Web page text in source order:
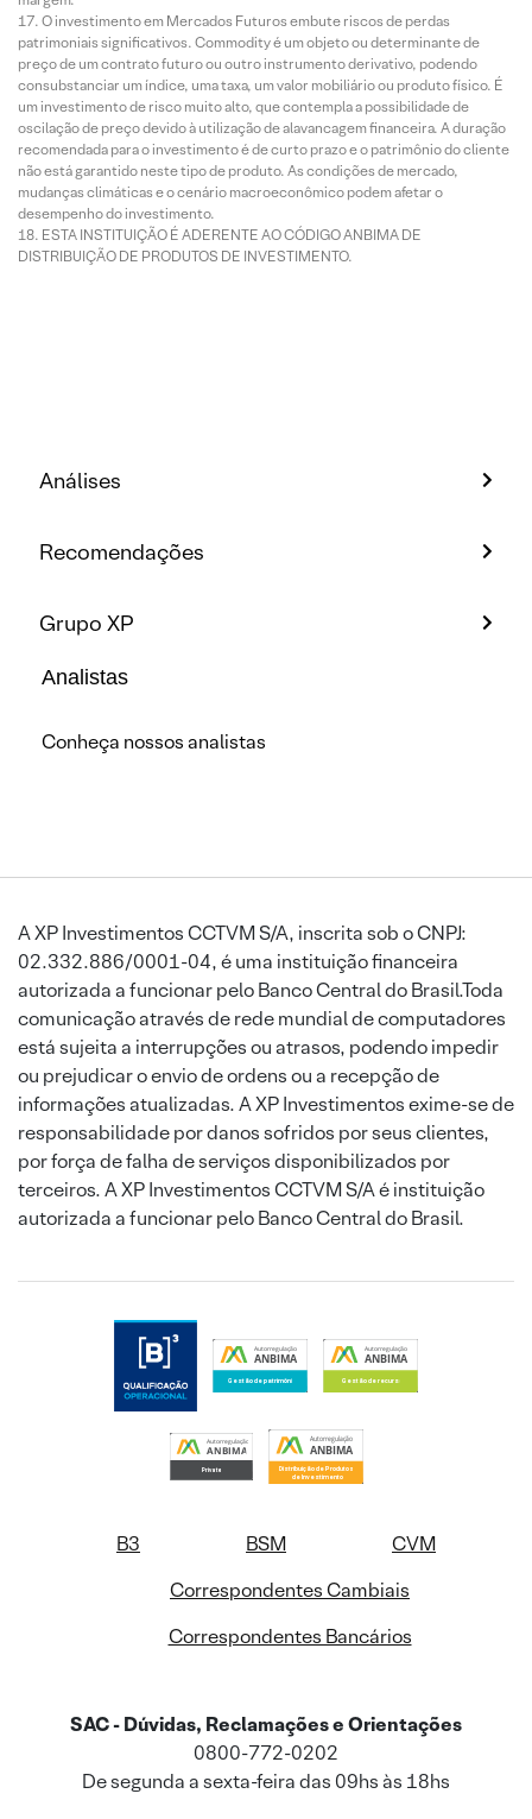
O investimento em Mercados Futuros embute riscos de perdas
patrimoniais significativos. Commodity é um objeto ou determinante de
preço de um contrato futuro ou outro instrumento derivativo, podendo
consubstanciar um índice, uma taxa, um valor mobiliário ou produto físico. É
um investimento de risco muito alto, que contempla a possibilidade de
oscilação de preço devido à utilização de alavancagem financeira. A duração
recomendada para o investimento é de curto prazo e o patrimônio do cliente
não está garantido neste tipo de produto. As condições de mercado,
mudanças climáticas e o cenário macroeconômico podem afetar o
desempenho do investimento.
ESTA INSTITUIÇÃO É ADERENTE AO CÓDIGO ANBIMA DE
DISTRIBUIÇÃO DE PRODUTOS DE INVESTIMENTO.
Análises
Recomendações
Grupo XP
Analistas
Conheça nossos analistas
A XP Investimentos CCTVM S/A, inscrita sob o CNPJ:
02.332.886/0001-04, é uma instituição financeira
autorizada a funcionar pelo Banco Central do Brasil.Toda
comunicação através de rede mundial de computadores
está sujeita a interrupções ou atrasos, podendo impedir
ou prejudicar o envio de ordens ou a recepção de
informações atualizadas. A XP Investimentos exime-se de
responsabilidade por danos sofridos por seus clientes,
por força de falha de serviços disponibilizados por
terceiros. A XP Investimentos CCTVM S/A é instituição
autorizada a funcionar pelo Banco Central do Brasil.
B3 BSM
CVM
Correspondentes Cambiais
Correspondentes Bancários
SAC - Dúvidas, Reclamações e Orientações
0800-772-0202
De segunda a sexta-feira das 09hs às 18hs